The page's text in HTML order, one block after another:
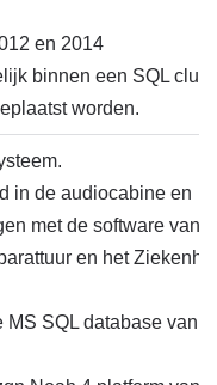
en 2014
binnen een SQL
worden.
in de audiocabine en
met de software van
en het
MS SQL database van